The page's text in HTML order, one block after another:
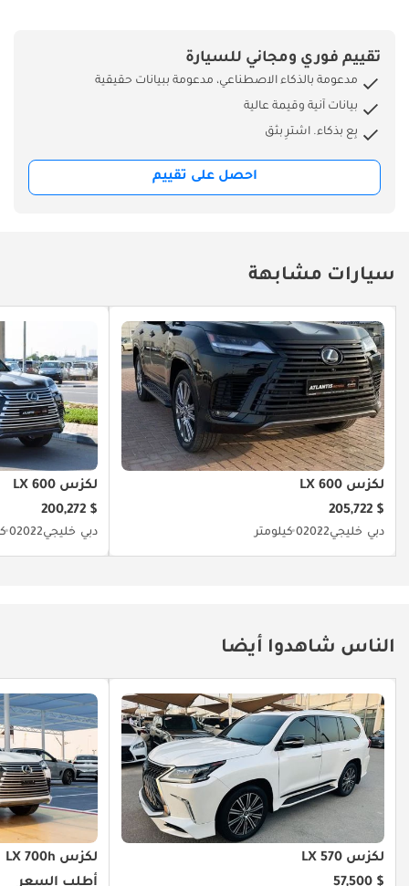
تقييم فوري ومجاني للسيارة
مدعومة بالذكاء الاصطناعي، مدعومة ببيانات حقيقية
بيانات آنية وقيمة عالية
بِع بذكاء. اشترِ بثق
احصل على تقييم
سيارات مشابهة
لكزس LX 600
$ 205,722
دبي خليجي20220 كيلومتر
لكزس LX 600
$ 200,272
دبي خليجي20220 كيلومتر
الناس شاهدوا أيضا
لكزس LX 570
لكزس LX 700h